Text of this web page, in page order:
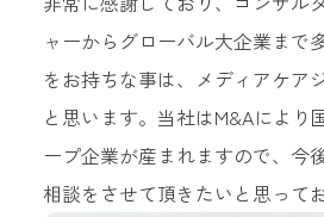
ャーからグローバル大企業まで
をお持ちな事は、メディアケア
と思います。当社はM&Aにより
ープ企業が産まれますので、今
相談をさせて頂きたいと思って